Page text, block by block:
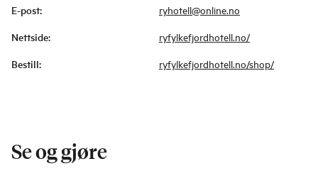
E-post: ryhotell@online.no
Nettside: ryfylkefjordhotell.no/
Bestill: ryfylkefjordhotell.no/shop/
Se og gjøre